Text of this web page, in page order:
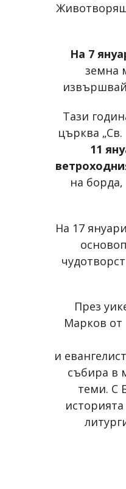
Животворящ
На 7
земна
Тази
църква
11
на
На 17
През
Марков от
и
събира в
теми. С